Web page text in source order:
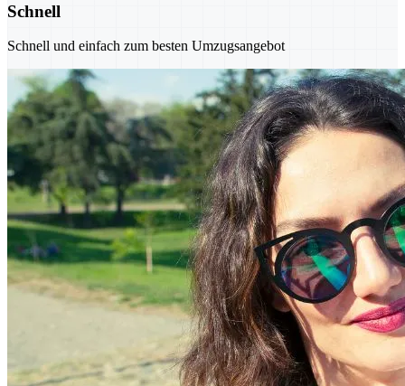
Schnell
Schnell und einfach zum besten Umzugsangebot